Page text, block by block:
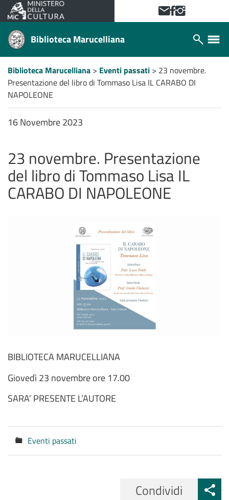
VAI AL CONTENUTO PRINCIPALE
Contattaci!
Facebook
Instagram
Biblioteca Marucelliana
Apri/
laterale
Apri/chiudi
ricerca
Percorso
a
"briciole
pane"
Biblioteca Marucelliana > Eventi passati > 23 novembre.
Presentazione del libro di Tommaso Lisa IL CARABO DI
NAPOLEONE
16 Novembre 2023
23 novembre. Presentazione
del libro di Tommaso Lisa IL
CARABO DI NAPOLEONE
BIBLIOTECA MARUCELLIANA
Giovedì 23 novembre ore 17.00
SARA’ PRESENTE L’AUTORE
Categorie
Eventi passati
Condividi